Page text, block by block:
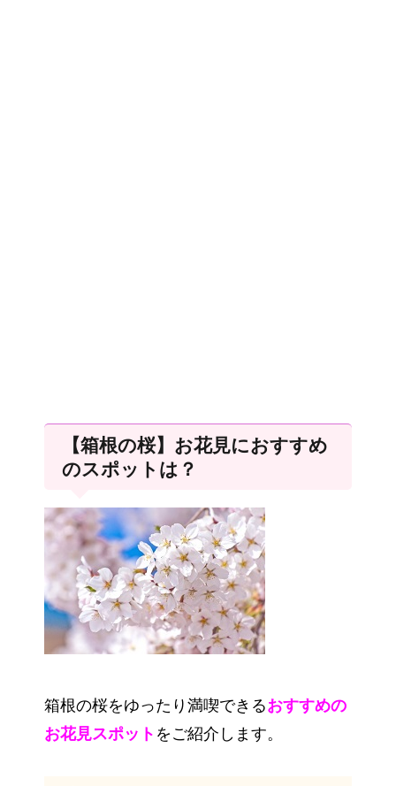
【箱根の桜】お花見におすすめ
のスポットは？
箱根の桜をゆったり満喫できるおすすめの
お花見スポット をご紹介します。